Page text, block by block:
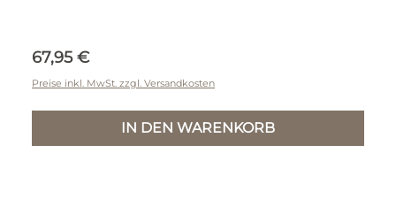
Regulärer Preis:
67,95 €
Preise inkl. MwSt. zzgl. Versandkosten
IN DEN WARENKORB